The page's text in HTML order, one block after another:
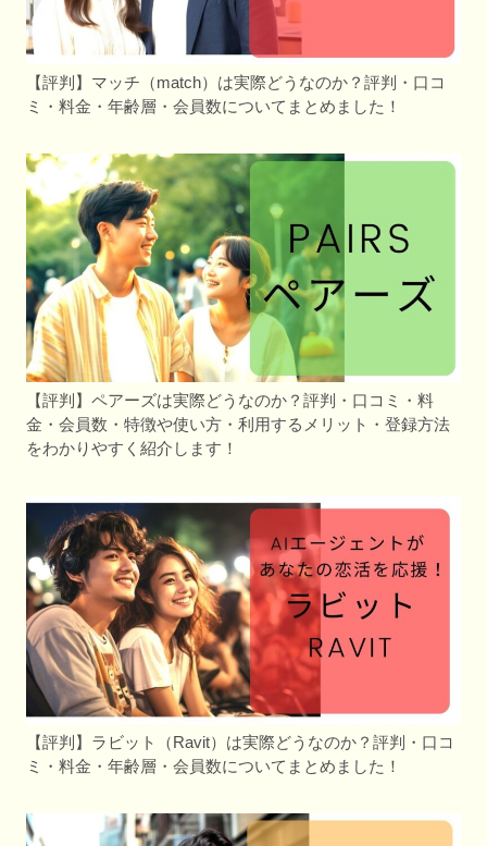
【評判】マッチ（match）は実際どうなのか？評判・口コ
ミ・料金・年齢層・会員数についてまとめました！
【評判】ペアーズは実際どうなのか？評判・口コミ・料
金・会員数・特徴や使い方・利用するメリット・登録方法
をわかりやすく紹介します！
【評判】ラビット（Ravit）は実際どうなのか？評判・口コ
ミ・料金・年齢層・会員数についてまとめました！